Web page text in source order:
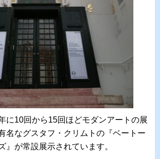
に10回から15回ほどモダンアートの展
名なグスタフ・クリムトの『ベートー
』が常設展示されています。